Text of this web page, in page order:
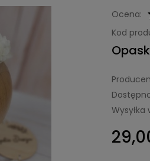
Ocena:
Kod
Wysyłka